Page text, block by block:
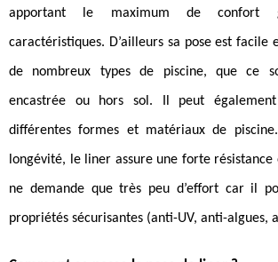
apportant le maximum de confort
caractéristiques. D’ailleurs sa pose est
de nombreux types de piscine, que ce
encastrée ou hors sol. Il peut également
différentes formes et matériaux de
longévité, le liner assure une forte
ne demande que très peu d’effort car il
propriétés sécurisantes (anti-UV, anti-algues,